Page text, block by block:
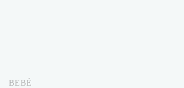
BEBÉ